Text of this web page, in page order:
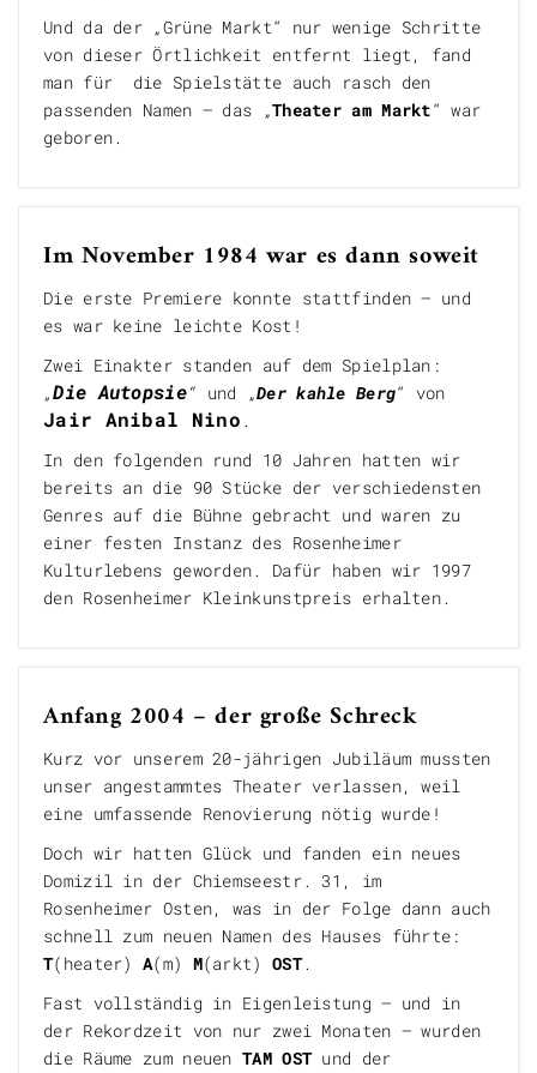
Und da der „Grüne Markt“ nur wenige Schritte
von dieser Örtlichkeit entfernt liegt, fand
man für die Spielstätte auch rasch den
passenden Namen – das „Theater am Markt“ war
geboren.
Im November 1984 war es dann soweit
Die erste Premiere konnte stattfinden – und
es war keine leichte Kost!
Zwei Einakter standen auf dem Spielplan:
„Die Autopsie“ und „Der kahle Berg“ von
Jair Anibal Nino .
In den folgenden rund 10 Jahren hatten wir
bereits an die 90 Stücke der verschiedensten
Genres auf die Bühne gebracht und waren zu
einer festen Instanz des Rosenheimer
Kulturlebens geworden. Dafür haben wir 1997
den Rosenheimer Kleinkunstpreis erhalten.
Anfang 2004 – der große Schreck
Kurz vor unserem 20-jährigen Jubiläum mussten
unser angestammtes Theater verlassen, weil
eine umfassende Renovierung nötig wurde!
Doch wir hatten Glück und fanden ein neues
Domizil in der Chiemseestr. 31, im
Rosenheimer Osten, was in der Folge dann auch
schnell zum neuen Namen des Hauses führte:
T(heater)A(m) M(arkt) OST.
Fast vollständig in Eigenleistung – und in
der Rekordzeit von nur zwei Monaten – wurden
die Räume zum neuenTAM OSTund der